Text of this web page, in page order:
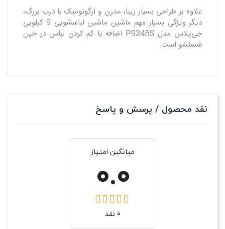
علاوه بر طراحی بسیار زیبا، مدرن و ارگونومیک با درب بزرگ،
دیگر ویژگی بسیار مهم ماشین ماشین لباسشویی 9 کیلویی
جی‌پلاس مدل P934BS اضافه یا کم کردن لباس در حین
شستشو است.
نقد محصول / پرسش و پاسخ
میانگین امتیاز
0.0
0 نقد